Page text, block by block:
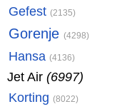
Gefest(2135)
Gorenje(4298)
Hansa(4136)
Jet Air(6997)
Korting(8022)